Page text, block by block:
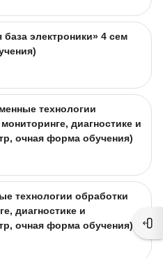
электроники» 4 сем
технологии
диагностике и
очная форма обучения)
технологии обработки
диагностике и
очная форма обучения)